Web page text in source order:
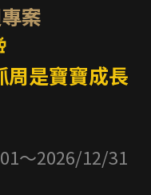
案
周是寶寶成長
～2026/12/31